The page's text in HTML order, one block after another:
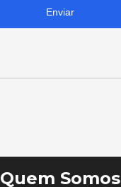
Enviar
Quem Somos